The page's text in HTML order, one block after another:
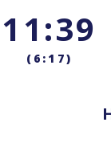
11:39
(6:17)